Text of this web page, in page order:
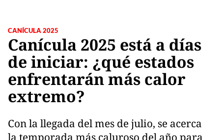
CANÍCULA 2025
Canícula 2025 está a días
de iniciar: ¿qué estados
enfrentarán más calor
extremo?
Con la llegada del mes de julio, se acerca
la temporada más caluroso del año para